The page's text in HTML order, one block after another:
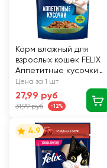
Корм влажный для
взрослых кошек FELIX
Аппетитные кусочки
Кролик в желе, 75г
Цена за 1 шт
27,99 руб
31,99 руб -12%
4.9